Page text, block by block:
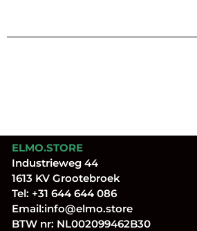
ELMO.STORE
Industrieweg 44
1613 KV Grootebroek
Tel: +31 644 644 086
Email:info@elmo.store
BTW nr: NL002099462B30